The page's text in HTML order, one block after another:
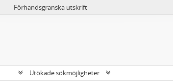
Förhandsgranska utskrift
Utökade sökmöjligheter